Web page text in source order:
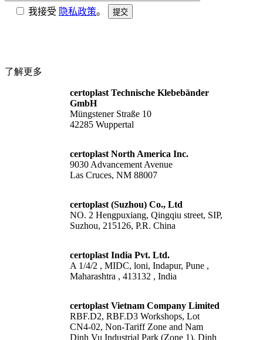
我接受 隐私政策。 提交
了解更多
certoplast Technische Klebebänder
GmbH
Müngstener Straße 10
42285 Wuppertal
certoplast North America Inc.
9030 Advancement Avenue
Las Cruces, NM 88007
certoplast (Suzhou) Co., Ltd
NO. 2 Hengpuxiang, Qingqiu street, SIP,
Suzhou, 215126, P.R. China
certoplast India Pvt. Ltd.
A 1/4/2 , MIDC, loni, Indapur, Pune ,
Maharashtra , 413132 , India
certoplast Vietnam Company Limited
RBF.D2, RBF.D3 Workshops, Lot
CN4-02, Non-Tariff Zone and Nam
Dinh Vu Industrial Park (Zone 1), Dinh